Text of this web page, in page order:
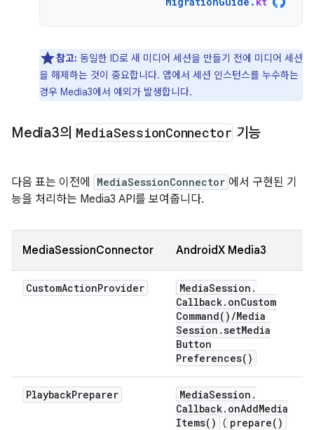
참고: 동일한 ID로 새 미디어 세션을 만들기 전에 미디어 세션
을 해제하는 것이 중요합니다. 앱에서 세션 인스턴스를 누수하는
경우 Media3에서 예외가 발생합니다.
Media3의 MediaSessionConnector 기능
다음 표는 이전에 MediaSessionConnector 에서 구현된 기
능을 처리하는 Media3 API를 보여줍니다.
MediaSessionConnector AndroidX Media3
CustomActionProvider MediaSession .
Callback. onCustom
Command( ) /Media
Session .setMedia
Button
Preferences( )
PlaybackPreparer MediaSession .
Callback. onAddMedia
Items( ) ( prepare( )